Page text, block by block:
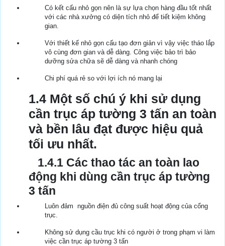
Có kết cấu nhỏ gọn nên là sự lựa chọn hàng đầu tốt nhất
với các nhà xưởng có diện tích nhỏ để tiết kiệm không
gian.
Với thiết kế nhỏ gọn cấu tạo đơn giản vì vậy việc tháo lắp
vô cùng đơn gian và dễ dàng. Công việc bảo trì bảo
dưỡng sửa chữa sẽ dễ dàng và nhanh chóng
Chi phí quá rẻ so với lợi ích nó mang lại
1.4 Một số chú ý khi sử dụng
cần trục áp tường 3 tấn an toàn
và bền lâu đạt được hiệu quả
tối ưu nhất.
1.4.1 Các thao tác an toàn lao
động khi dùng cần trục áp tường
3 tấn
Luôn đảm nguồn điện đủ công suất hoạt động của cổng
trục.
Không sử dụng cầu trục khi có người ở trong phạm vi làm
việc cần trục áp tường 3 tấn